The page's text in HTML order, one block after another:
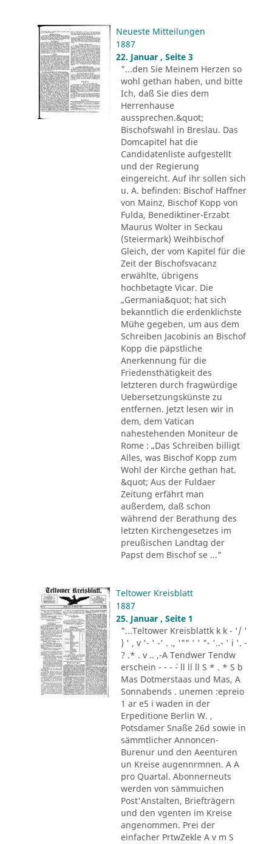
Neueste Mitteilungen
1887
22. Januar , Seite 3
"...den Sie Meinem Herzen so
wohl gethan haben, und bitte
Ich, daß Sie dies dem
Herrenhause
aussprechen.&quot;
Bischofswahl in Breslau. Das
Domcapitel hat die
Candidatenliste aufgestellt
und der Regierung
eingereicht. Auf ihr sollen sich
u. A. befinden: Bischof Haffner
von Mainz, Bischof Kopp von
Fulda, Benediktiner-Erzabt
Maurus Wolter in Seckau
(Steiermark) Weihbischof
Gleich, der vom Kapitel für die
Zeit der Bischofsvacanz
erwählte, übrigens
hochbetagte Vicar. Die
„Germania&quot; hat sich
bekanntlich die erdenklichste
Mühe gegeben, um aus dem
Schreiben Jacobinis an Bischof
Kopp die päpstliche
Anerkennung für die
Friedensthätigkeit des
letzteren durch fragwürdige
Uebersetzungskünste zu
entfernen. Jetzt lesen wir in
dem, dem Vatican
nahestehenden Moniteur de
Rome : „Das Schreiben billigt
Alles, was Bischof Kopp zum
Wohl der Kirche gethan hat.
&quot; Aus der Fuldaer
Zeitung erfährt man
außerdem, daß schon
während der Berathung des
letzten Kirchengesetzes im
preußischen Landtag der
Papst dem Bischof se ..."
Teltower Kreisblatt
1887
25. Januar , Seite 1
"...Teltower Kreisblattk k k - '/ '
) ' , v '- ' -' . ., '"" ' ' "- '..- ' i '. -
? .* . v .. ,-A Tendwer Tendw
erschein - - - ´- ll ll ll S * . * S b
Mas Dotmerstaas und Mas, A
Sonnabends . unemen :epreio
1 ar e5 i waden in der
Erpeditione Berlin W. ,
Potsdamer Snaße 26d sowie in
sämmtlicher Annoncen-
Burenur und den Aeenturen
un Kreise augennrmnen. A A
pro Quartal. Abonnerneuts
werden von sämmuichen
Post'Anstalten, Briefträgern
und den vgenten im Kreise
angenommen. Prei der
einfacher PrtwZekle A v m S